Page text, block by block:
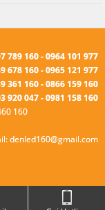
789 160 - 0964 101 977
678 160 - 0965 121 977
361 160 - 0866 159 160
920 047 - 0981 158 160
160
denled160@gmail.com